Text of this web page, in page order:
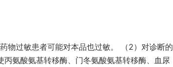
物过敏患者可能对本品也过敏。 （2）对诊断的
氨酸氨基转移酶、门冬氨酸氨基转移酶、血尿